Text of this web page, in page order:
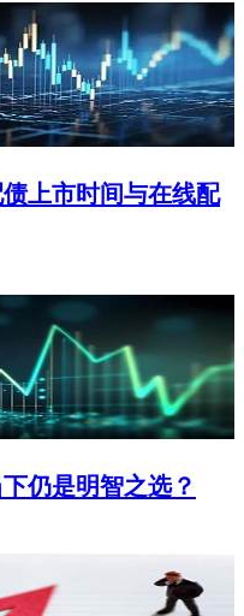
上市时间与在线配
仍是明智之选？